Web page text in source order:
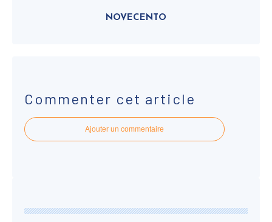
NOVECENTO
Commenter cet article
Ajouter un commentaire